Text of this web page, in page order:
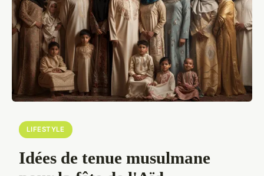
LIFESTYLE
Idées de tenue musulmane